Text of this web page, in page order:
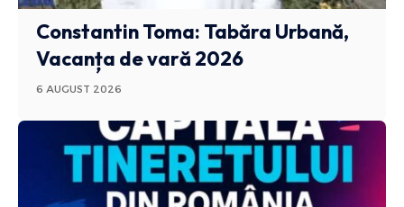
Constantin Toma: Tabăra Urbană,
Vacanța de vară 2026
6 AUGUST 2026